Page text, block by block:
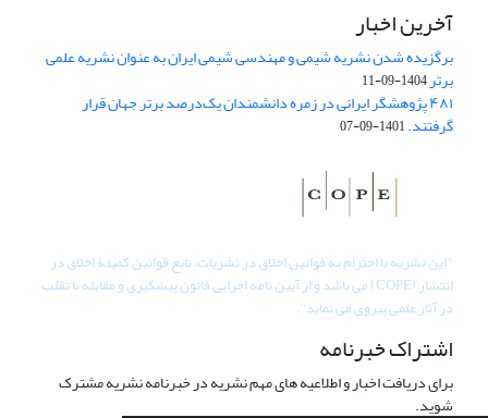
آخرین اخبار
برگزیده شدن نشریه شیمی و مهندسی شیمی ایران به عنوان نشریه علمی
برتر1404-09-11
۴۸۱ پژوهشگر ایرانی در زمره دانشمندان یک‌درصد برتر جهان قرار
گرفتند.1401-09-07
"این نشریه با احترام به قوانین اخلاق در نشریات، تابع قوانین کمیتۀ اخلاق در
انتشار (COPE) می باشد و از آیین نامه اجرایی قانون پیشگیری و مقابله با تقلب
در آثار علمی پیروی می نماید".
اشتراک خبرنامه
برای دریافت اخبار و اطلاعیه های مهم نشریه در خبرنامه نشریه مشترک
شوید.